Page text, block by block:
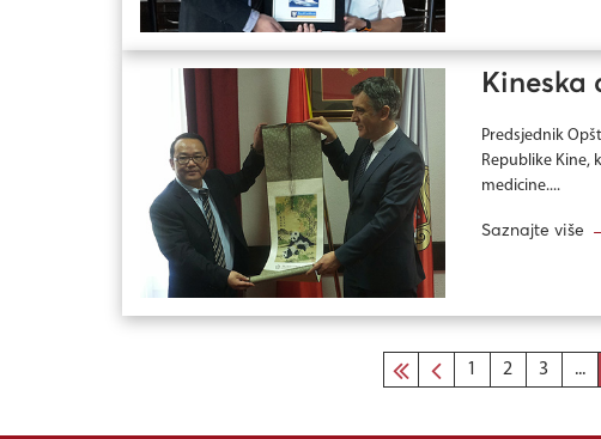
Kineska
Predsjednik
Republike Kine,
medicine....
Saznajte više
1 2 3 ...